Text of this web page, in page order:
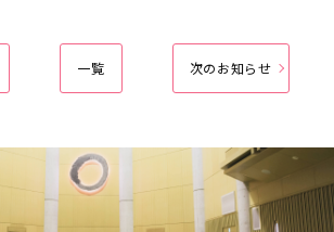
一覧 次のお知らせ